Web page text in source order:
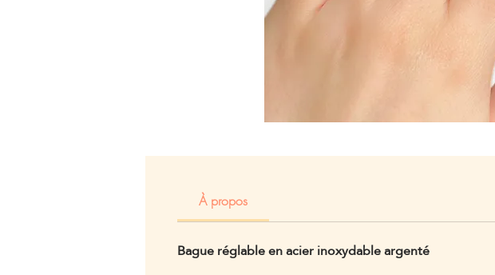
À propos
Bague réglable en acier inoxydable argenté